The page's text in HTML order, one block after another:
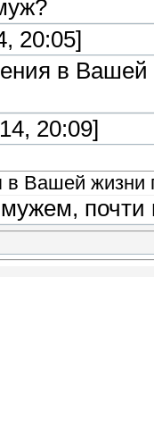
20:05]
в Вашей
20:09]
в Вашей жизни